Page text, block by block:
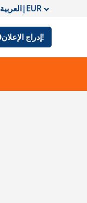
العربية|EUR
إدراج الإعلان!